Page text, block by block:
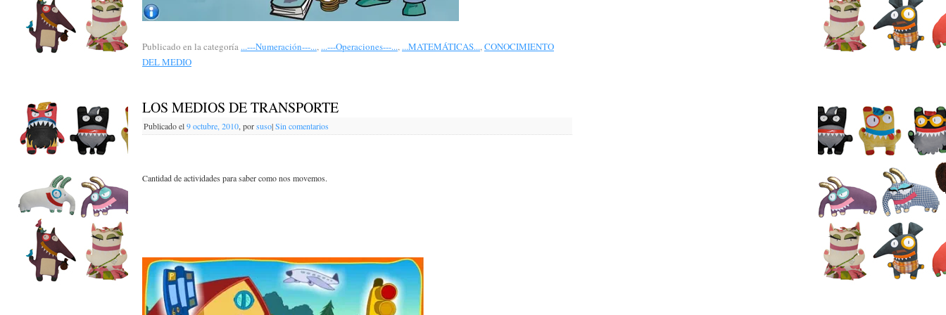
Publicado en la categoría ...---Numeración---..., ...---Operaciones---..., ...MATEMÁTICAS...,CONOCIMIENTO
DEL MEDIO
LOS MEDIOS DE TRANSPORTE
Publicado el9 octubre, 2010 porsuso|Sin comentarios
Cantidad de actividades para saber como nos movemos.